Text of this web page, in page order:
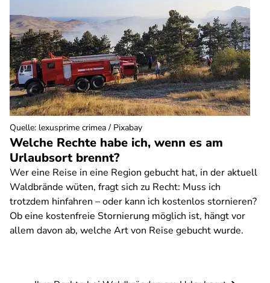
Welche Rechte habe ich, wenn es am
Urlaubsort brennt?
Wer eine Reise in eine Region gebucht hat, in der aktuell
Waldbrände wüten, fragt sich zu Recht: Muss ich
trotzdem hinfahren – oder kann ich kostenlos stornieren?
Ob eine kostenfreie Stornierung möglich ist, hängt vor
allem davon ab, welche Art von Reise gebucht wurde.
Quelle: lexusprime crimea / Pixabay